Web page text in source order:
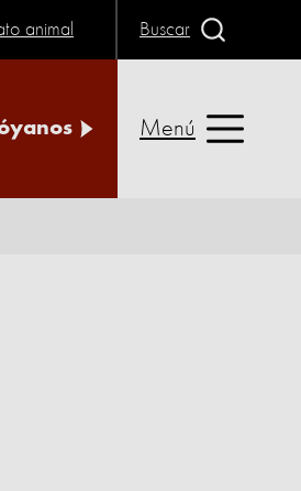
animal Buscar
Menú